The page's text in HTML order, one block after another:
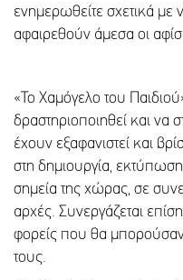
ενημερωθείτε σχετικά
αφαιρεθούν άμεσα οι
«Το Χαμόγελο του
δραστηριοποιηθεί και να
έχουν εξαφανιστεί και
στη δημιουργία,
σημεία της χώρας, σε
αρχές. Συνεργάζεται
φορείς που θα
τους.